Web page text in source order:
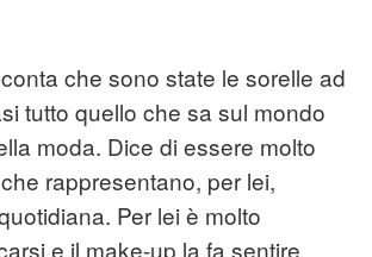
che sono state le sorelle ad
tutto quello che sa sul mondo
moda. Dice di essere molto
rappresentano, per lei,
Per lei è molto
e il make-up la fa sentire